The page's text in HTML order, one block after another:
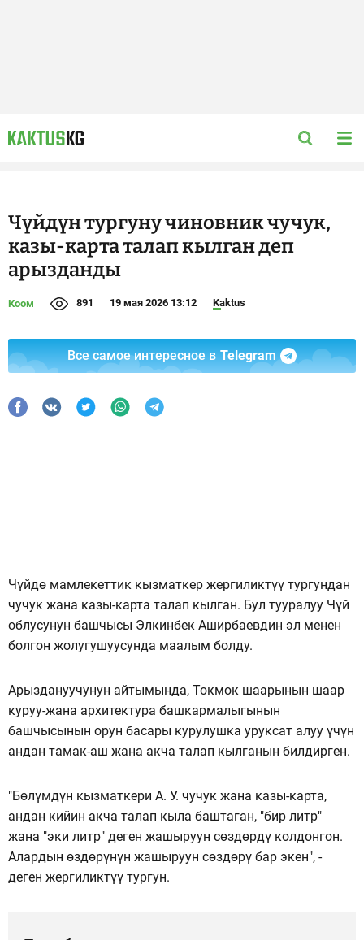
Чүйдүн тургуну чиновник чучук,
казы-карта талап кылган деп
арызданды
Коом 891 19 мая 2026 13:12 Kaktus
Все самое интересное в Telegram
Чүйдө мамлекеттик кызматкер жергиликтүү тургундан
чучук жана казы-карта талап кылган. Бул тууралуу Чүй
облусунун башчысы Элкинбек Аширбаевдин эл менен
болгон жолугушуусунда маалым болду.
Арыздануучунун айтымында, Токмок шаарынын шаар
куруу-жана архитектура башкармалыгынын
башчысынын орун басары курулушка уруксат алуу үчүн
андан тамак-аш жана акча талап кылганын билдирген.
"Бөлүмдүн кызматкери А. У. чучук жана казы-карта,
андан кийин акча талап кыла баштаган, "бир литр"
жана "эки литр" деген жашыруун сөздөрдү колдонгон.
Алардын өздөрүнүн жашыруун сөздөрү бар экен", -
деген жергиликтүү тургун.